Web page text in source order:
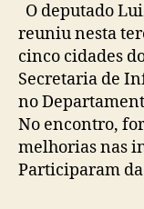
O deputado
reuniu nesta
cinco cidades
Secretaria de
no
No encontro,
melhorias nas
Participaram